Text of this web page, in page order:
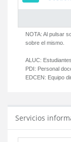
NOTA: Al pulsar
sobre el mismo.
ALUC:
PDI: Personal
EDCEN: Equipo
Servicios